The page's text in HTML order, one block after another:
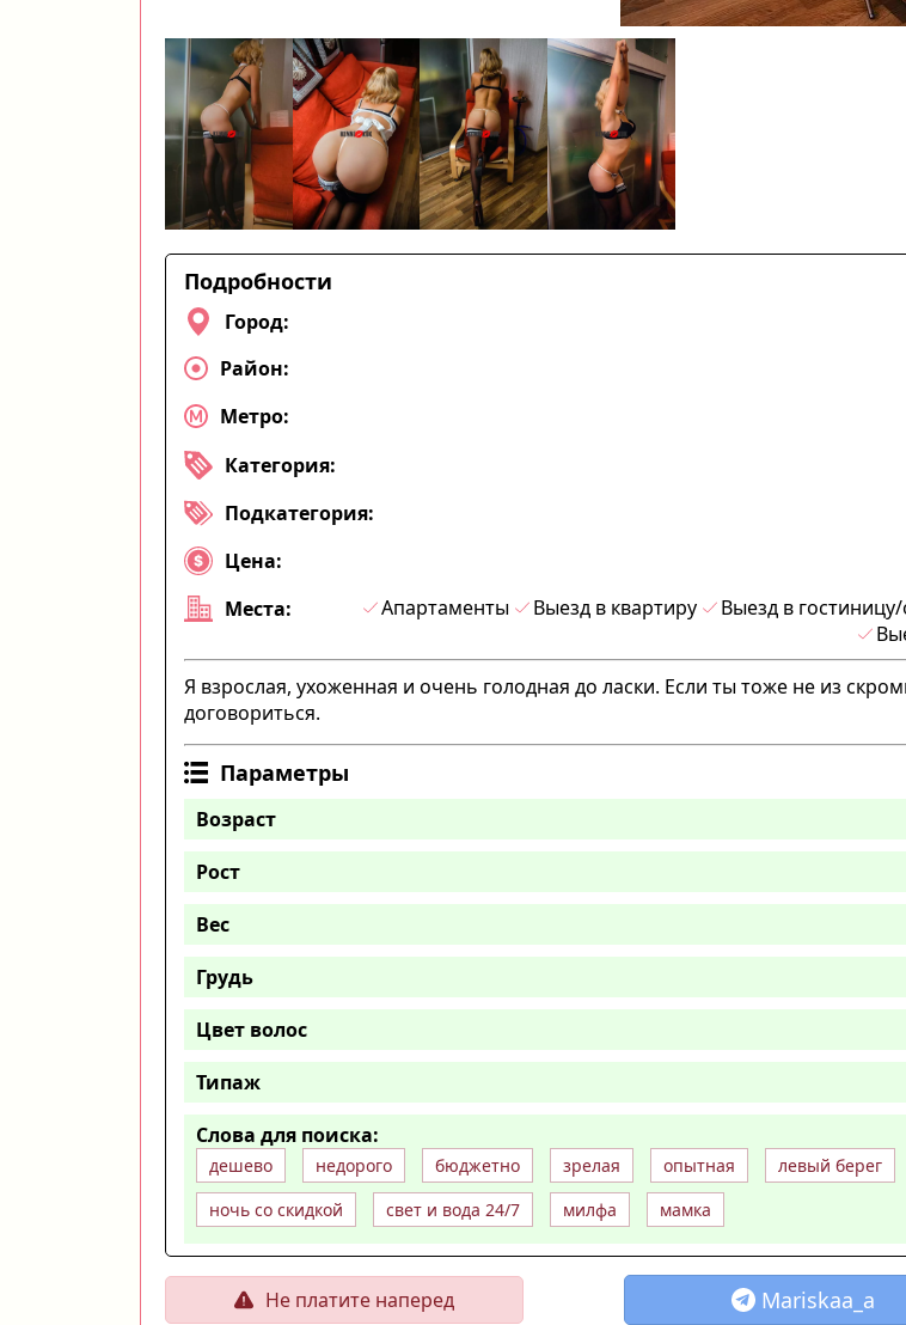
Подробности
Город:
Район:
Метро:
Категория:
Подкатегория:
Цена:
Места:
Апартаменты Выезд в квартиру Выезд в
Я взрослая, ухоженная и очень голодная до ласки. Если ты тоже не из
договориться.
Параметры
Возраст
Рост
Вес
Грудь
Цвет волос
Типаж
Слова для поиска:
дешево недорого бюджетно зрелая опытная левый берег
ночь со скидкой
свет и вода 24/7 милфа мамка
Не платите наперед Mariskaa_a